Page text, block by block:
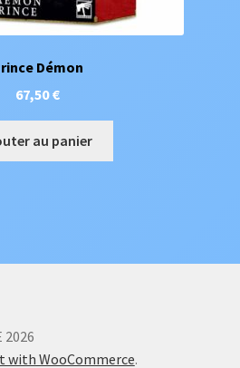
Démon
67,50€
au panier
2026
with WooCommerce.